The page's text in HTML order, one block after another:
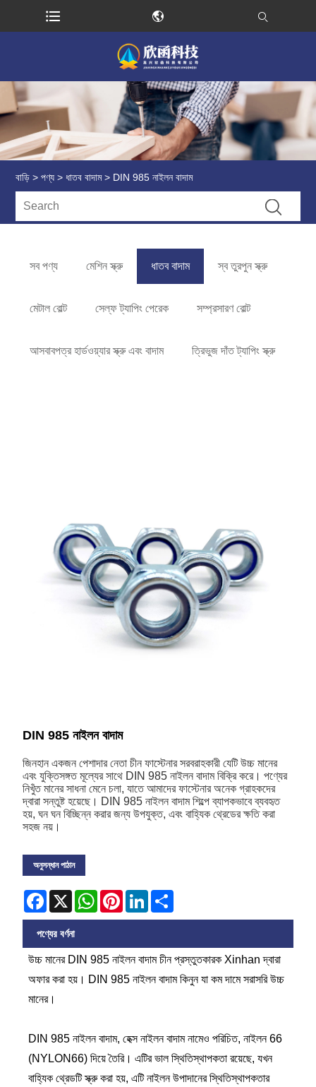
বাড়ি > পণ্য > ধাতব বাদাম> DIN 985 নাইলন বাদাম
সব পণ্য মেশিন স্ক্রু ধাতব বাদাম স্ব তুরপুন স্ক্রু
মেটাল বোল্ট সেল্ফ ট্যাপিং পেরেক সম্প্রসারণ বোল্ট
আসবাবপত্র হার্ডওয়্যার স্ক্রু এবং বাদাম ত্রিভুজ দাঁত ট্যাপিং স্ক্রু
DIN 985 নাইলন বাদাম
জিনহান একজন পেশাদার নেতা চীন ফাস্টেনার সরবরাহকারী যেটি উচ্চ মানের
এবং যুক্তিসঙ্গত মূল্যের সাথে DIN 985 নাইলন বাদাম বিক্রি করে। পণ্যের
নিখুঁত মানের সাধনা মেনে চলা, যাতে আমাদের ফাস্টেনার অনেক গ্রাহকদের
দ্বারা সন্তুষ্ট হয়েছে। DIN 985 নাইলন বাদাম শিল্পে ব্যাপকভাবে ব্যবহৃত
হয়, ঘন ঘন বিচ্ছিন্ন করার জন্য উপযুক্ত, এবং বাহ্যিক থ্রেডের ক্ষতি করা
সহজ নয়।
অনুসন্ধান পাঠান
Facebook
X WhatsApp
PinterestLinkedIn
পণ্যের বর্ণনা
উচ্চ মানের DIN 985 নাইলন বাদাম চীন প্রস্তুতকারক Xinhan দ্বারা
অফার করা হয়। DIN 985 নাইলন বাদাম কিনুন যা কম দামে সরাসরি উচ্চ
মানের।
DIN 985 নাইলন বাদাম, হেক্স নাইলন বাদাম নামেও পরিচিত, নাইলন 66
(NYLON66) দিয়ে তৈরি। এটির ভাল স্থিতিস্থাপকতা রয়েছে, যখন
বাহ্যিক থ্রেডটি স্ক্রু করা হয়, এটি নাইলন উপাদানের স্থিতিস্থাপকতার